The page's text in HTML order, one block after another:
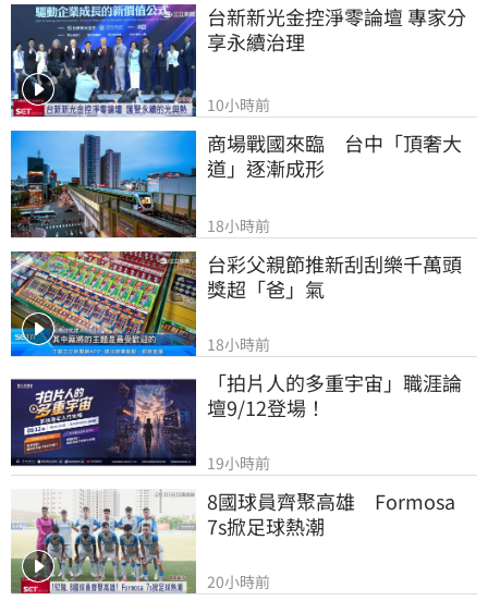
台新新光金控淨零論壇 專家分
享永續治理
10小時前
商場戰國來臨　台中「頂奢大
道」逐漸成形
18小時前
台彩父親節推新刮刮樂千萬頭
獎超「爸」氣
18小時前
「拍片人的多重宇宙」職涯論
壇9/12登場！
19小時前
8國球員齊聚高雄　Formosa
7s掀足球熱潮
20小時前